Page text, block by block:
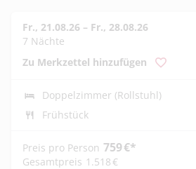
Fr., 21.08.26 – Fr., 28.08.26
7 Nächte
Zu Merkzettel hinzufügen
Doppelzimmer (Rollstuhl)
Frühstück
Preis pro Person 759€*
Gesamtpreis 1.518€